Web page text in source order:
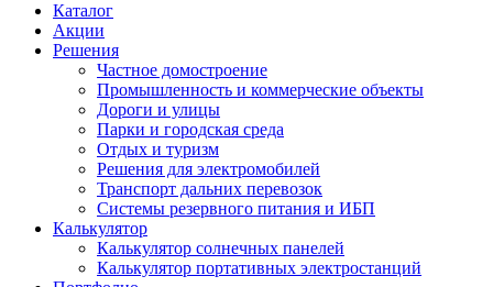
Каталог
Акции
Решения
Частное домостроение
Промышленность и коммерческие объекты
Дороги и улицы
Парки и городская среда
Отдых и туризм
Решения для электромобилей
Транспорт дальних перевозок
Системы резервного питания и ИБП
Калькулятор
Калькулятор солнечных панелей
Калькулятор портативных электростанций